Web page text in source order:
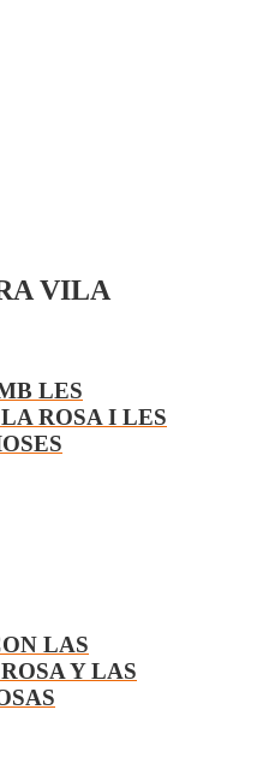
VILA
LES
ROSA I LES
LAS
Y LAS